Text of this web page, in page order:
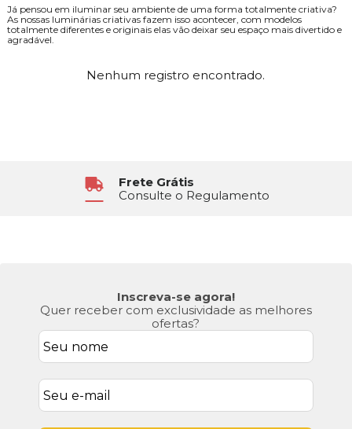
Já pensou em iluminar seu ambiente de uma forma totalmente criativa?
As nossas luminárias criativas fazem isso acontecer, com modelos
totalmente diferentes e originais elas vão deixar seu espaço mais divertido e
agradável.
Nenhum registro encontrado.
Frete Grátis
Consulte o Regulamento
Inscreva-se agora!
Quer receber com exclusividade as melhores
ofertas?